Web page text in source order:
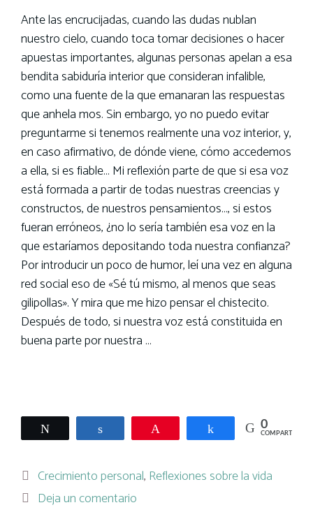
Ante las encrucijadas, cuando las dudas nublan
nuestro cielo, cuando toca tomar decisiones o hacer
apuestas importantes, algunas personas apelan a esa
bendita sabiduría interior que consideran infalible,
como una fuente de la que emanaran las respuestas
que anhela mos. Sin embargo, yo no puedo evitar
preguntarme si tenemos realmente una voz interior, y,
en caso afirmativo, de dónde viene, cómo accedemos
a ella, si es fiable… Mi reflexión parte de que si esa voz
está formada a partir de todas nuestras creencias y
constructos, de nuestros pensamientos…, si estos
fueran erróneos, ¿no lo sería también esa voz en la
que estaríamos depositando toda nuestra confianza?
Por introducir un poco de humor, leí una vez en alguna
red social eso de «Sé tú mismo, al menos que seas
gilipollas». Y mira que me hizo pensar el chistecito.
Después de todo, si nuestra voz está constituida en
buena parte por nuestra …
Compartir Compartir
0
COMPARTIR
Categorías
Crecimiento personal, Reflexiones sobre la vida
Deja un comentario